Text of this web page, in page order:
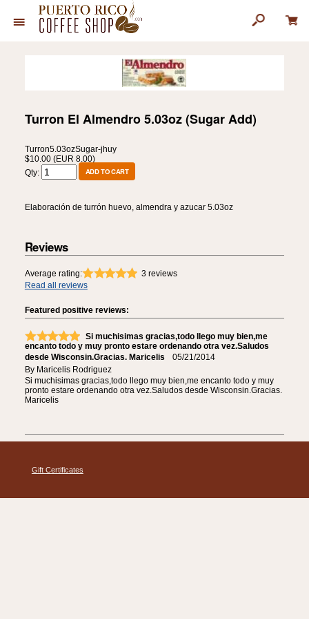
Turron El Almendro 5.03oz (Sugar Add)
Turron5.03ozSugar-jhuy
$10.00 (EUR 8.00)
Qty:
Elaboración de turrón huevo, almendra y azucar 5.03oz
Reviews
Average rating: 3 reviews
Read all reviews
Featured positive reviews:
Si muchisimas gracias,todo llego muy bien,me
encanto todo y muy pronto estare ordenando otra vez.Saludos
desde Wisconsin.Gracias. Maricelis
05/21/2014
By Maricelis Rodriguez
Si muchisimas gracias,todo llego muy bien,me encanto todo y muy
pronto estare ordenando otra vez.Saludos desde Wisconsin.Gracias.
Maricelis
Gift Certificates